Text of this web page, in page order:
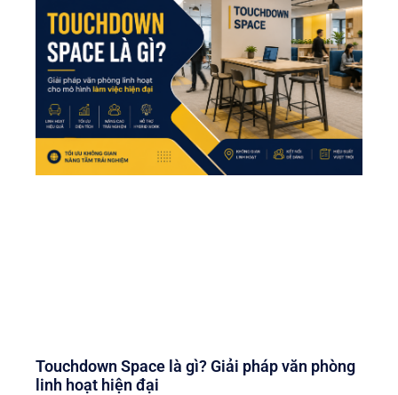
Touchdown Space là gì? Giải pháp văn phòng
linh hoạt hiện đại